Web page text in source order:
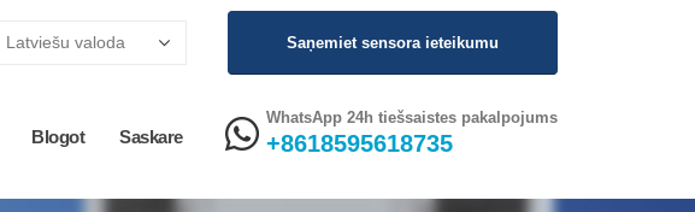
Saņemiet sensora ieteikumu
Blogot Saskare
WhatsApp 24h tiešsaistes pakalpojums
+8618595618735